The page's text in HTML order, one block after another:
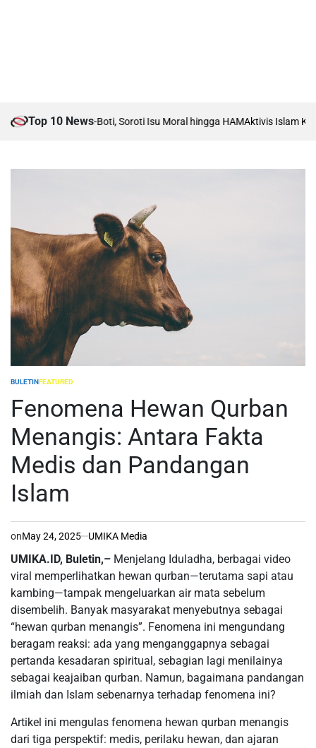
Top 10 News
Boti vs Anti-Boti, Soroti Isu Moral hingga HAMAktivis Islam
POSTED
BULETINFEATURED
Fenomena Hewan Qurban
Menangis: Antara Fakta
Medis dan Pandangan
Islam
onMay 24, 2025 UMIKA Media
UMIKA.ID, Buletin,– Menjelang Iduladha, berbagai video
viral memperlihatkan hewan qurban—terutama sapi atau
kambing—tampak mengeluarkan air mata sebelum
disembelih. Banyak masyarakat menyebutnya sebagai
“hewan qurban menangis”. Fenomena ini mengundang
beragam reaksi: ada yang menganggapnya sebagai
pertanda kesadaran spiritual, sebagian lagi menilainya
sebagai keajaiban qurban. Namun, bagaimana pandangan
ilmiah dan Islam sebenarnya terhadap fenomena ini?
Artikel ini mengulas fenomena hewan qurban menangis
dari tiga perspektif: medis, perilaku hewan, dan ajaran